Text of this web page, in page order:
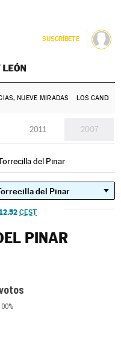
SUSCRÍBETE
NUEVE MIRADAS LOS
2011 2007
del Pinar
CEST
PINAR
%